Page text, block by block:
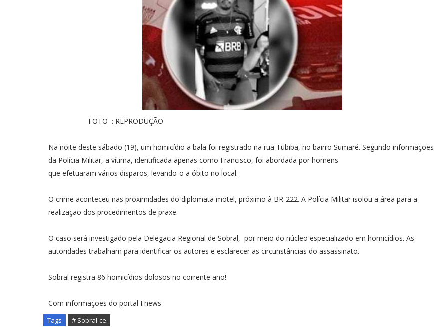
FOTO : REPRODUÇÃO
Na noite deste sábado (19), um homicídio a bala foi registrado na rua Tubiba, no bairro Sumaré. Segundo informações
da Polícia Militar, a vítima, identificada apenas como Francisco, foi abordada por homens
que efetuaram vários disparos, levando-o a óbito no local.
O crime aconteceu nas proximidades do diplomata motel, próximo à BR-222. A Polícia Militar isolou a área para a
realização dos procedimentos de praxe.
O caso será investigado pela Delegacia Regional de Sobral, por meio do núcleo especializado em homicídios. As
autoridades trabalham para identificar os autores e esclarecer as circunstâncias do assassinato.
Sobral registra 86 homicídios dolosos no corrente ano!
Com informações do portal Fnews
Tags # Sobral-ce